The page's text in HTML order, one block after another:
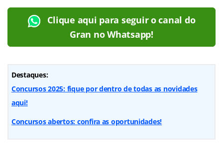
Clique aqui para seguir o canal do
Gran no Whatsapp!
Destaques:
Concursos 2025: fique por dentro de todas as novidades
aqui!
Concursos abertos: confira as oportunidades!